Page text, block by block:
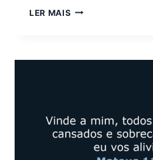
LER MAIS QUAIS
COM